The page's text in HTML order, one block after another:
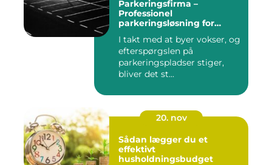
Parkeringsfirma –
Professionel
parkeringsløsning for
I takt med at byer vokser, og
efterspørgslen på
parkeringspladser stiger,
bliver det st...
20. nov
Sådan lægger du et
effektivt
husholdningsbudget